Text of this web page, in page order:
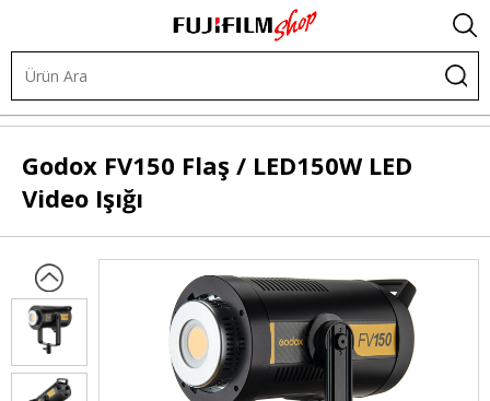
Şekillendirilebilir LED
Godox FV150 Flaş / LED150W LED
Video Işığı